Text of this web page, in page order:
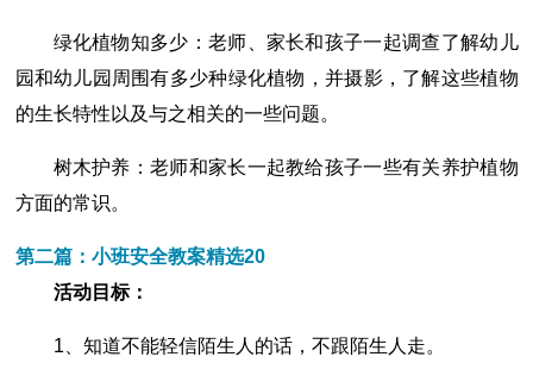
绿化植物知多少：老师、家长和孩子一起调查了解幼儿
园和幼儿园周围有多少种绿化植物，并摄影，了解这些植物
的生长特性以及与之相关的一些问题。
树木护养：老师和家长一起教给孩子一些有关养护植物
方面的常识。
第二篇：小班安全教案精选20
活动目标：
1、知道不能轻信陌生人的话，不跟陌生人走。